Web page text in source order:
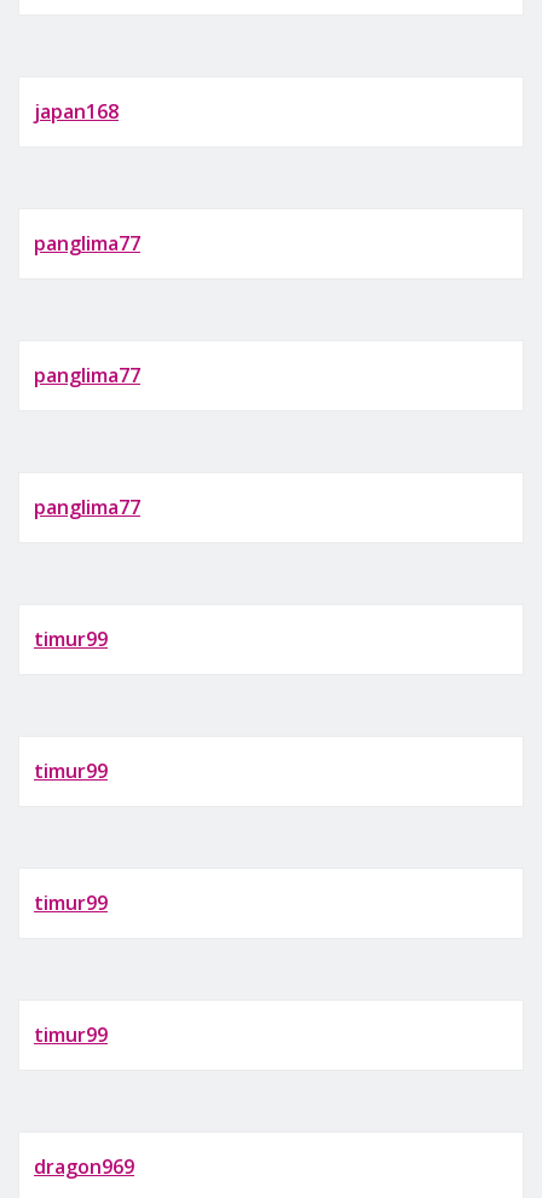
japan168
panglima77
panglima77
panglima77
timur99
timur99
timur99
timur99
dragon969